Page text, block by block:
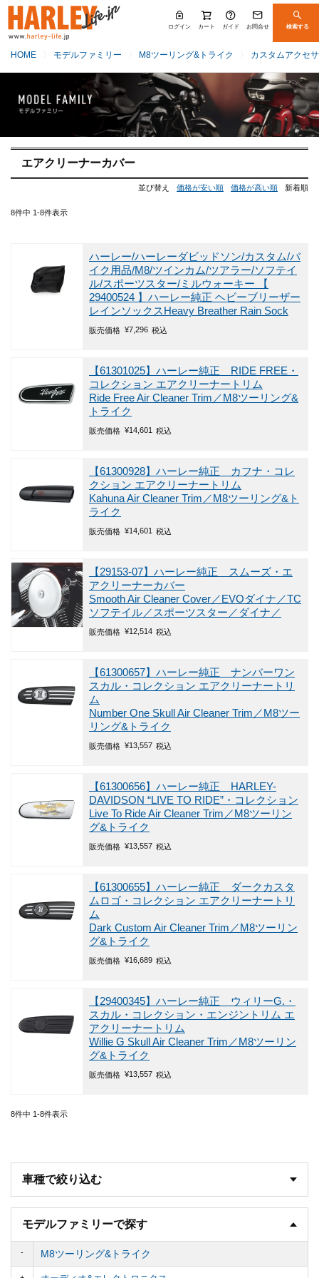
ログイン カート ガイド お問合せ 検索する
HOME モデルファミリー M8ツーリング&トライク カスタムアクセ
エアクリーナーカバー
並び替え 価格が安い順 価格が高い順 新着順
8件中 1-8件表示
ハーレー/ハーレーダビッドソン/カスタム/バ
イク用品/M8/ツインカム/ツアラー/ソフテイ
ル/スポーツスター/ミルウォーキー
【
29400524 】ハーレー純正 ヘビーブリーザー
レインソックスHeavy Breather Rain Sock
販売価格 ¥7,296 税込
【61301025】ハーレー純正 RIDE FREE・
コレクション エアクリーナートリム
Ride Free Air Cleaner Trim／M8ツーリング&
トライク
販売価格 ¥14,601 税込
【61300928】ハーレー純正 カフナ・コレ
クション エアクリーナートリム
Kahuna Air Cleaner Trim／M8ツーリング&ト
ライク
販売価格 ¥14,601 税込
【29153-07】ハーレー純正 スムーズ・エ
アクリーナーカバー
Smooth Air Cleaner Cover／EVOダイナ／TC
ソフテイル／スポーツスター／ダイナ／
販売価格 ¥12,514 税込
【61300657】ハーレー純正 ナンバーワン
スカル・コレクション エアクリーナートリ
ム
Number One Skull Air Cleaner Trim／M8ツー
リング&トライク
販売価格 ¥13,557 税込
【61300656】ハーレー純正 HARLEY-
DAVIDSON “LIVE TO RIDE”・コレクション
Live To Ride Air Cleaner Trim／M8ツーリン
グ&トライク
販売価格 ¥13,557 税込
【61300655】ハーレー純正 ダークカスタ
ムロゴ・コレクション エアクリーナートリ
ム
Dark Custom Air Cleaner Trim／M8ツーリン
グ&トライク
販売価格 ¥16,689 税込
【29400345】ハーレー純正 ウィリーG.・
スカル・コレクション・エンジントリム エ
アクリーナートリム
Willie G Skull Air Cleaner Trim／M8ツーリン
グ&トライク
販売価格 ¥13,557 税込
8件中 1-8件表示
車種で絞り込む
モデルファミリーで探す
M8ツーリング&トライク